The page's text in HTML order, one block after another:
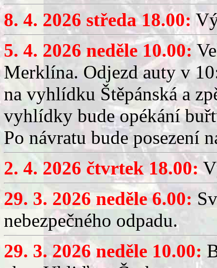
8. 4. 2026 středa 18.00:
5. 4. 2026 neděle 10.00:
Merklína. Odjezd auty v
na vyhlídku Štěpánská a
vyhlídky bude opékání
Po návratu bude posezení
2. 4. 2026 čtvrtek 18.00:
29. 3. 2026 neděle 6.00:
nebezpečného odpadu.
29. 3. 2026 neděle 10.00: